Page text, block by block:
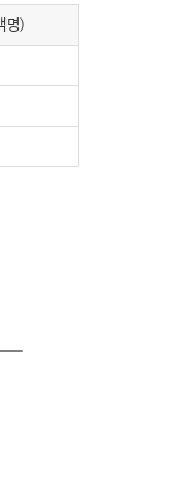
명)